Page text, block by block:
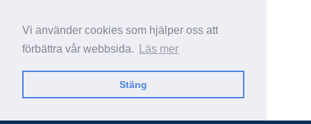
Vi använder cookies som hjälper oss att
förbättra vår webbsida.
Läs mer
Stäng